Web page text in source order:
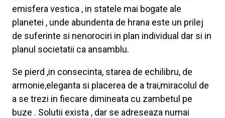
emisfera vestica , in statele mai bogate ale
planetei , unde abundenta de hrana este un prilej
de suferinte si nenorociri in plan individual dar si in
planul societatii ca ansamblu.
Se pierd ,in consecinta, starea de echilibru, de
armonie,eleganta si placerea de a trai,miracolul de
a se trezi in fiecare dimineata cu zambetul pe
buze . Solutii exista , dar se adreseaza numai